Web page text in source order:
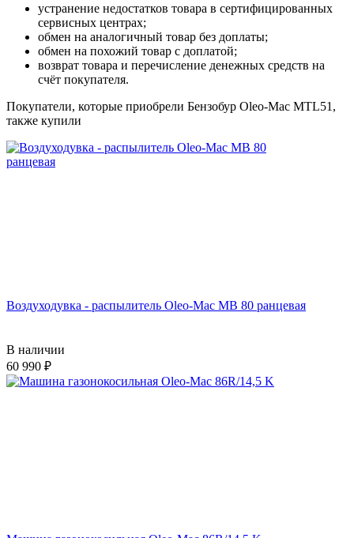
устранение недостатков товара в сертифицированных
сервисных центрах;
обмен на аналогичный товар без доплаты;
обмен на похожий товар с доплатой;
возврат товара и перечисление денежных средств на
счёт покупателя.
Покупатели, которые приобрели Бензобур Oleo-Mac MTL51,
также купили
Воздуходувка - распылитель Oleo-Mac MB 80 ранцевая
В наличии
60 990